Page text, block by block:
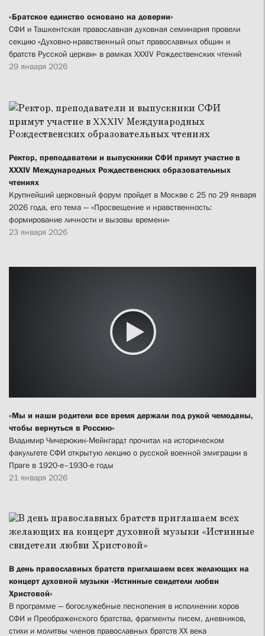
«Братское единство основано на доверии»
СФИ и Ташкентская православная духовная семинария провели
секцию «Духовно-нравственный опыт православных общин и
братств Русской церкви» в рамках XXXIV Рождественских чтений
29 января 2026
Ректор, преподаватели и выпускники СФИ примут участие в
XXXIV Международных Рождественских образовательных
чтениях
Крупнейший церковный форум пройдет в Москве с 25 по 29 января
2026 года, его тема — «Просвещение и нравственность:
формирование личности и вызовы времени»
23 января 2026
«Мы и наши родители все время держали под рукой чемоданы,
чтобы вернуться в Россию»
Владимир Чичерюкин-Мейнгардт прочитал на историческом
факультете СФИ открытую лекцию о русской военной эмиграции в
Праге в 1920-е–1930-е годы
21 января 2026
В день православных братств приглашаем всех желающих на
концерт духовной музыки «Истинные свидетели любви
Христовой»
В программе — богослужебные песнопения в исполнении хоров
СФИ и Преображенского братства, фрагменты писем, дневников,
стихи и молитвы членов православных братств XX века